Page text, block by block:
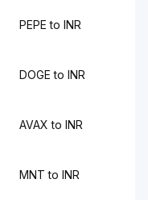
PEPE to INR
DOGE to INR
AVAX to INR
MNT to INR